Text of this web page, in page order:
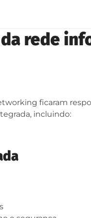
rede
ficaram
incluindo: